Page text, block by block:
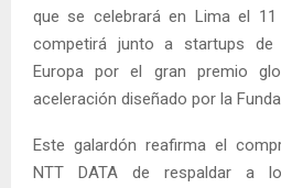
que se celebrará en Lima el
competirá junto a startups
Europa por el gran premio
aceleración diseñado por la
Este galardón reafirma el
NTT DATA de respaldar a